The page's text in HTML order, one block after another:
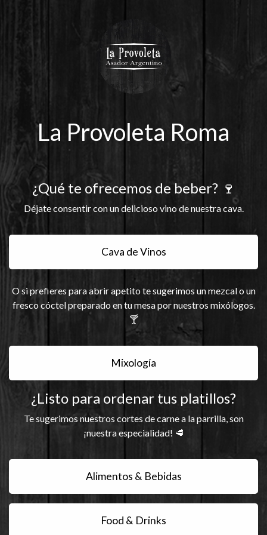
La Provoleta Roma
¿Qué te ofrecemos de beber? 🍷
Déjate consentir con un delicioso vino de nuestra cava.
Cava de Vinos
O si prefieres para abrir apetito te sugerimos un mezcal o un
fresco cóctel preparado en tu mesa por nuestros mixólogos.
🍸
Mixología
¿Listo para ordenar tus platillos?
Te sugerimos nuestros cortes de carne a la parrilla, son
¡nuestra especialidad! 🥩
Alimentos & Bebidas
Food & Drinks